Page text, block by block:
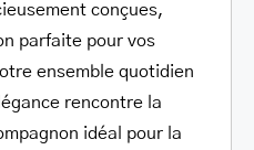
conçues,
parfaite pour vos
ensemble quotidien
rencontre la
idéal pour la